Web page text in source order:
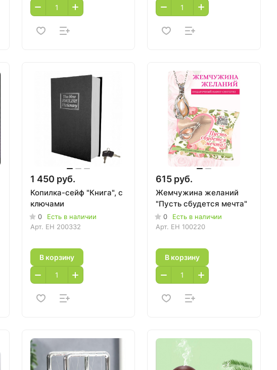
1 450 руб.
Копилка-сейф "Книга", с
ключами
0
Есть в наличии
Арт. EH 200332
В корзину
615 руб.
Жемчужина желаний
"Пусть сбудется мечта"
0
Есть в наличии
Арт. EH 100220
В корзину